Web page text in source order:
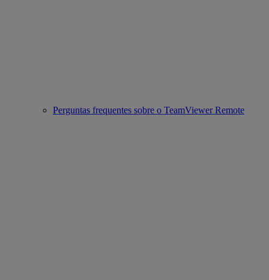
Perguntas frequentes sobre o TeamViewer Remote